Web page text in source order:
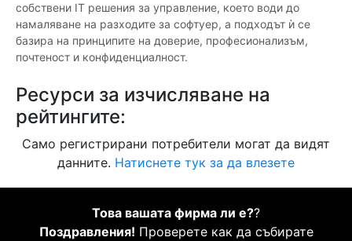
собствени IT решения за управление, което води до
намаляване на разходите за софтуер, а подходът ѝ се
базира на принципите на доверие, професионализъм,
почтеност и конфиденциалност.
Ресурси за изчисляване на
рейтингите:
Само регистрирани потребители могат да видят
данните. Натиснете тук за да влезете
Това вашата фирма ли е??
Поздравления! Проверете как да събирате